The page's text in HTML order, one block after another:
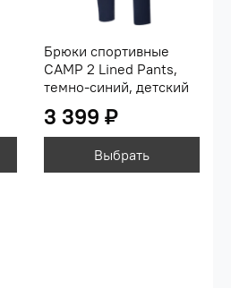
Брюки спортивные
CAMP 2 Lined Pants,
темно-синий, детский
3 399 ₽
Выбрать